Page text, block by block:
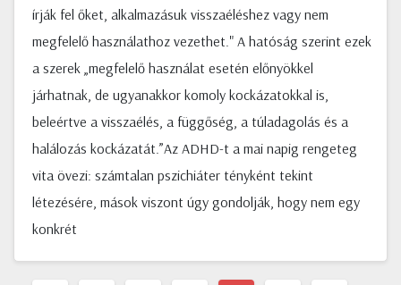
írják fel őket, alkalmazásuk visszaéléshez vagy nem
megfelelő használathoz vezethet." A hatóság szerint ezek
a szerek „megfelelő használat esetén előnyökkel
járhatnak, de ugyanakkor komoly kockázatokkal is,
beleértve a visszaélés, a függőség, a túladagolás és a
halálozás kockázatát.”Az ADHD-t a mai napig rengeteg
vita övezi: számtalan pszichiáter tényként tekint
létezésére, mások viszont úgy gondolják, hogy nem egy
konkrét